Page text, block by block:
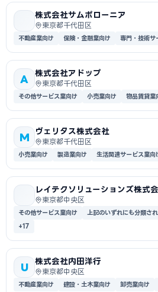
株式会社サムポローニア
東京都千代田区
不動産業向け 保険・金融業向け 専門・技術サ
A
株式会社アドップ
東京都千代田区
その他サービス業向け 小売業向け 物品賃貸業
M
ヴェリタス株式会社
東京都千代田区
小売業向け 製造業向け 生活関連サービス業向
レイテクソリューションズ株式
東京都中央区
その他サービス業向け 上記のいずれにも分類さ
+17
U
株式会社内田洋行
東京都中央区
不動産業向け 建設・土木業向け 卸売業向け